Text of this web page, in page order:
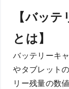
【バッ
とは】
バッテリーキ
やタブレット
リー残量の数